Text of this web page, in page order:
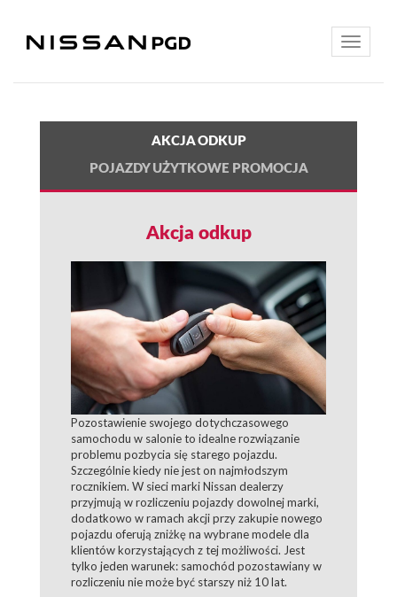
Toggle
AKCJA ODKUP
POJAZDY UŻYTKOWE PROMOCJA
Akcja odkup
Pozostawienie swojego dotychczasowego
samochodu w salonie to idealne rozwiązanie
problemu pozbycia się starego pojazdu.
Szczególnie kiedy nie jest on najmłodszym
rocznikiem. W sieci marki Nissan dealerzy
przyjmują w rozliczeniu pojazdy dowolnej marki,
dodatkowo w ramach akcji przy zakupie nowego
pojazdu oferują zniżkę na wybrane modele dla
klientów korzystających z tej możliwości. Jest
tylko jeden warunek: samochód pozostawiany w
rozliczeniu nie może być starszy niż 10 lat.